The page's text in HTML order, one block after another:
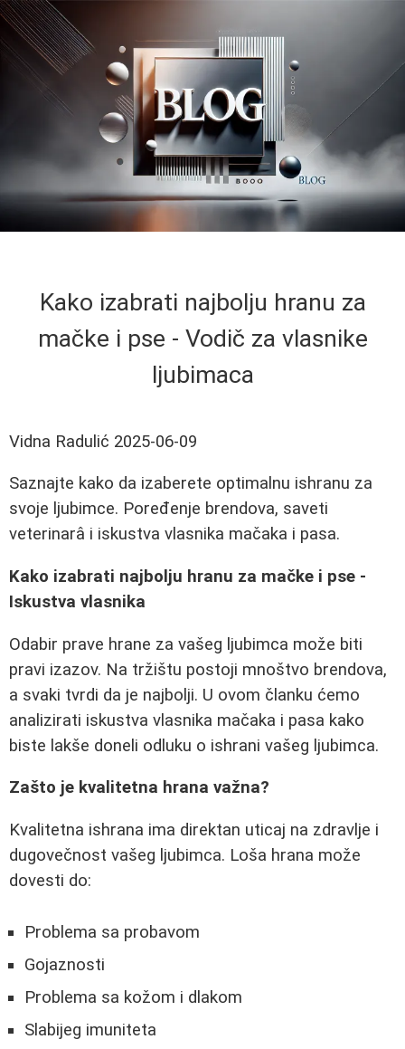
Kako izabrati najbolju hranu za
mačke i pse - Vodič za vlasnike
ljubimaca
Vidna Radulić 2025-06-09
Saznajte kako da izaberete optimalnu ishranu za
svoje ljubimce. Poređenje brendova, saveti
veterinarâ i iskustva vlasnika mačaka i pasa.
Kako izabrati najbolju hranu za mačke i pse -
Iskustva vlasnika
Odabir prave hrane za vašeg ljubimca može biti
pravi izazov. Na tržištu postoji mnoštvo brendova,
a svaki tvrdi da je najbolji. U ovom članku ćemo
analizirati iskustva vlasnika mačaka i pasa kako
biste lakše doneli odluku o ishrani vašeg ljubimca.
Zašto je kvalitetna hrana važna?
Kvalitetna ishrana ima direktan uticaj na zdravlje i
dugovečnost vašeg ljubimca. Loša hrana može
dovesti do:
Problema sa probavom
Gojaznosti
Problema sa kožom i dlakom
Slabijeg imuniteta